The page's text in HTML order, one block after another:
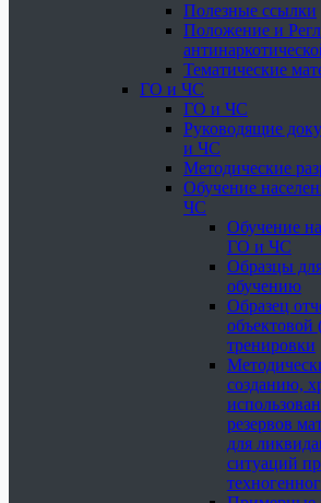
Полезные ссылки
Положение и
Тематические
ГО и ЧС
ГО и ЧС
Руководящие
и ЧС
Методические
Обучение
ЧС
Обучение
ГО и ЧС
Образцы
обучению
Образец
тренировки
созданию,
резервов
для
ситуаций